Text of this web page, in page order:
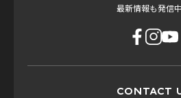
最新情報も発信
CONTACT